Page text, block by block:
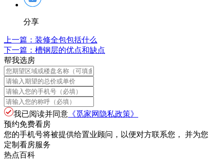
分享
上一篇： 装修全包包括什么
下一篇： 槽钢层的优点和缺点
帮我选房
我已阅读并同意 《觅家网隐私政策》
预约免费看房
您的手机号将被提供给置业顾问，以便对方联系您， 并为您
定制看房服务
热点百科